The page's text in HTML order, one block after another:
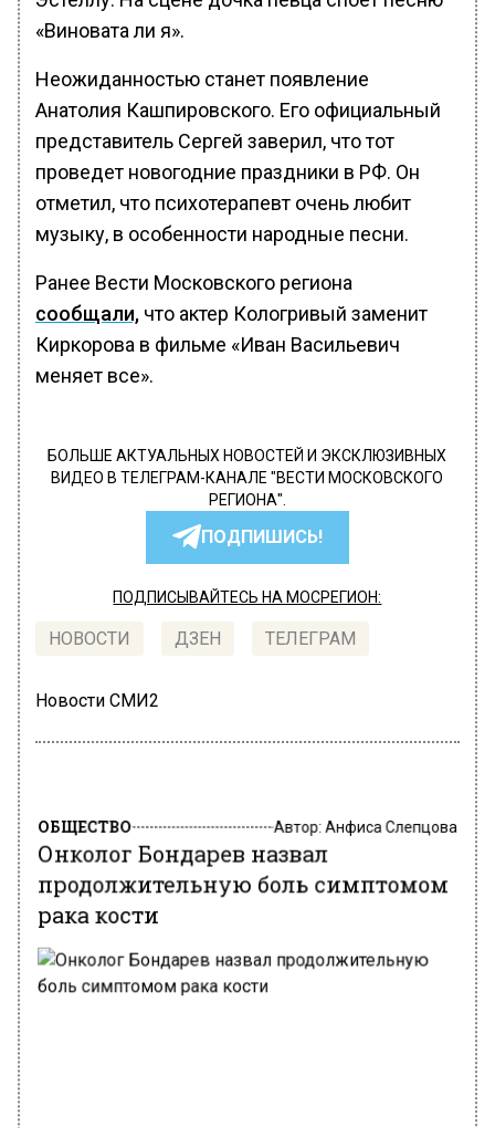
«Виновата ли я».
Неожиданностью станет появление
Анатолия Кашпировского. Его официальный
представитель Сергей заверил, что тот
проведет новогодние праздники в РФ. Он
отметил, что психотерапевт очень любит
музыку, в особенности народные песни.
Ранее Вести Московского региона
сообщали, что актер Кологривый заменит
Киркорова в фильме «Иван Васильевич
меняет все».
БОЛЬШЕ АКТУАЛЬНЫХ НОВОСТЕЙ И ЭКСКЛЮЗИВНЫХ
ВИДЕО В ТЕЛЕГРАМ-КАНАЛЕ "ВЕСТИ МОСКОВСКОГО
РЕГИОНА".
ПОДПИШИСЬ!
ПОДПИСЫВАЙТЕСЬ НА МОСРЕГИОН:
НОВОСТИ ДЗЕН ТЕЛЕГРАМ
Новости СМИ2
ОБЩЕСТВО
Онколог Бондарев назвал
продолжительную боль симптомом
рака кости